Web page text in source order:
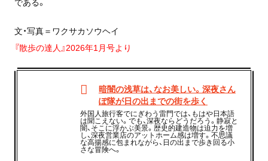
文・写真＝ワクサカソウヘイ
『散歩の達人』2026年1月号より
暗闇の浅草は、なお美しい。深夜さん
ぽ隊が日の出までの街を歩く
外国人旅行客でにぎわう雷門では、もはや日本語
は聞こえない。でも、深夜ならどうだろう。静寂と
闇、そこに浮かぶ美景。歴史的建造物は迫力を増
し、深夜営業店のアットホーム感は増す。不思議
な高揚感に包まれながら、日の出まで歩き回る小
さな冒険へ。